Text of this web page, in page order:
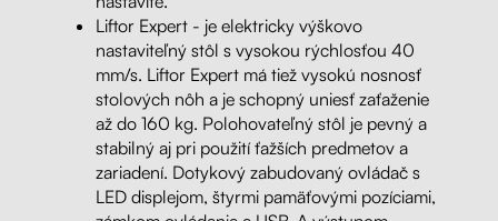
Liftor Expert - je elektricky výškovo
nastaviteľný stôl s vysokou rýchlosťou 40
mm/s. Liftor Expert má tiež vysokú nosnosť
stolových nôh a je schopný uniesť zaťaženie
až do 160 kg. Polohovateľný stôl je pevný a
stabilný aj pri použití ťažších predmetov a
zariadení. Dotykový zabudovaný ovládač s
LED displejom, štyrmi pamäťovými pozíciami,